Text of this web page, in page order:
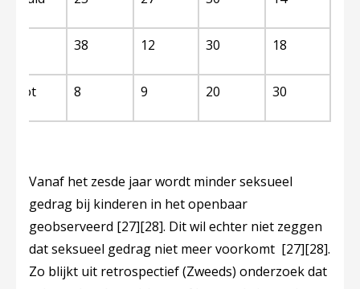
38 12 30 18
8 9 20 30
Vanaf het zesde jaar wordt minder seksueel
gedrag bij kinderen in het openbaar
geobserveerd [27][28]. Dit wil echter niet zeggen
dat seksueel gedrag niet meer voorkomt [27][28].
Zo blijkt uit retrospectief (Zweeds) onderzoek dat